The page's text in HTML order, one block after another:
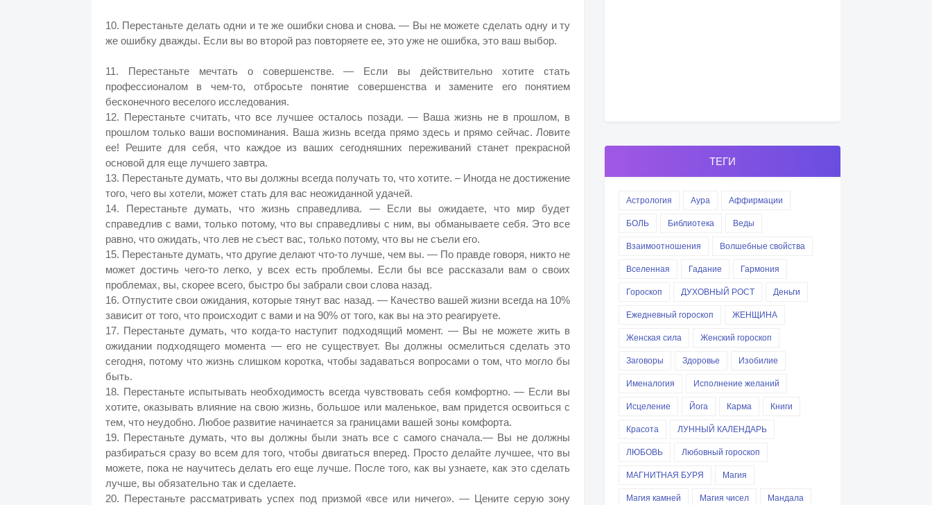
10. Перестаньте делать одни и те же ошибки снова и снова. — Вы не можете сделать одну и ту
же ошибку дважды. Если вы во второй раз повторяете ее, это уже не ошибка, это ваш выбор.
11. Перестаньте мечтать о совершенстве. — Если вы действительно хотите стать
профессионалом в чем-то, отбросьте понятие совершенства и замените его понятием
бесконечного веселого исследования.
12. Перестаньте считать, что все лучшее осталось позади. — Ваша жизнь не в прошлом, в
прошлом только ваши воспоминания. Ваша жизнь всегда прямо здесь и прямо сейчас. Ловите
ее! Решите для себя, что каждое из ваших сегодняшних переживаний станет прекрасной
основой для еще лучшего завтра.
13. Перестаньте думать, что вы должны всегда получать то, что хотите. – Иногда не достижение
того, чего вы хотели, может стать для вас неожиданной удачей.
14. Перестаньте думать, что жизнь справедлива. — Если вы ожидаете, что мир будет
справедлив с вами, только потому, что вы справедливы с ним, вы обманываете себя. Это все
равно, что ожидать, что лев не съест вас, только потому, что вы не съели его.
15. Перестаньте думать, что другие делают что-то лучше, чем вы. — По правде говоря, никто не
может достичь чего-то легко, у всех есть проблемы. Если бы все рассказали вам о своих
проблемах, вы, скорее всего, быстро бы забрали свои слова назад.
16. Отпустите свои ожидания, которые тянут вас назад. — Качество вашей жизни всегда на 10%
зависит от того, что происходит с вами и на 90% от того, как вы на это реагируете.
17. Перестаньте думать, что когда-то наступит подходящий момент. — Вы не можете жить в
ожидании подходящего момента — его не существует. Вы должны осмелиться сделать это
сегодня, потому что жизнь слишком коротка, чтобы задаваться вопросами о том, что могло бы
быть.
18. Перестаньте испытывать необходимость всегда чувствовать себя комфортно. — Если вы
хотите, оказывать влияние на свою жизнь, большое или маленькое, вам придется освоиться с
тем, что неудобно. Любое развитие начинается за границами вашей зоны комфорта.
19. Перестаньте думать, что вы должны были знать все с самого сначала.— Вы не должны
разбираться сразу во всем для того, чтобы двигаться вперед. Просто делайте лучшее, что вы
можете, пока не научитесь делать его еще лучше. После того, как вы узнаете, как это сделать
лучше, вы обязательно так и сделаете.
20. Перестаньте рассматривать успех под призмой «все или ничего». — Цените серую зону
ТЕГИ
Астрология Аура
Аффирмации
БОЛЬ
Библиотека
Веды
Взаимоотношения
Волшебные свойства
Вселенная
Гадание
Гармония
Гороскоп
ДУХОВНЫЙ РОСТ
Деньги
Ежедневный гороскоп
ЖЕНЩИНА
Женская сила
Женский гороскоп
Заговоры
Здоровье
Изобилие
Именалогия
Исполнение желаний
Исцеление
Йога Карма
Книги
Красота
ЛУННЫЙ КАЛЕНДАРЬ
ЛЮБОВЬ
Любовный гороскоп
МАГНИТНАЯ БУРЯ
Магия
Магия камней
Магия чисел
Мандала